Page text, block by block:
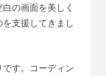
の画面を美しく
支援してきまし
す。コーディン